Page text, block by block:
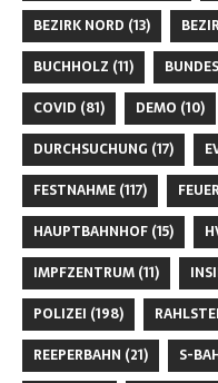
BEZIRK NORD (13)
BUCHHOLZ (11)
COVID (81) DEMO (10)
DURCHSUCHUNG (17)
FESTNAHME (117)
HAUPTBAHNHOF (15)
IMPFZENTRUM (11)
POLIZEI (198)
REEPERBAHN (21) S-